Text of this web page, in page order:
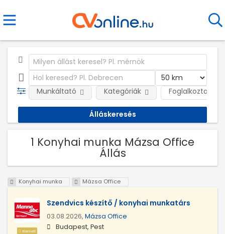
Foglalkoztatás
Munkáltató Kategóriák
1 Konyhai munka Mázsa Office
Állás
Konyhai munka Mázsa Office
Kiemelt
Szendvics készítő / konyhai munkatárs
03.08.2026, Mázsa Office
Budapest, Pest